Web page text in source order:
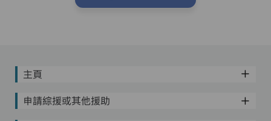
主頁
申請綜援或其他援助